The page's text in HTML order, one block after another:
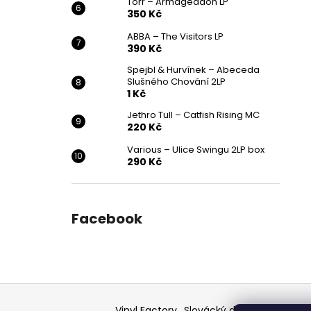
350 Kč
ABBA – The Visitors LP
390 Kč
Spejbl & Hurvínek – Abeceda
Slušného Chování 2LP
1 Kč
Jethro Tull – Catfish Rising MC
220 Kč
Various ‎– Ulice Swingu 2LP box
290 Kč
Facebook
Z